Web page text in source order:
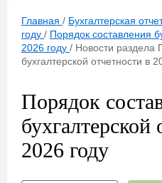
Главная / Бухгалтерская
году / Порядок составления
2026 году / Новости раздела
бухгалтерской отчетности в
Порядок
бухгалтерской
2026 году